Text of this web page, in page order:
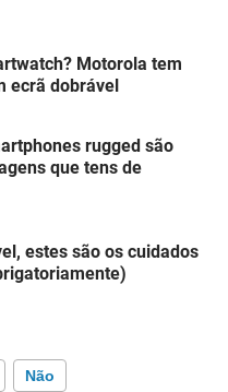
Motorola tem
ecrã dobrável
rugged são
que tens de
estes são os cuidados
Não